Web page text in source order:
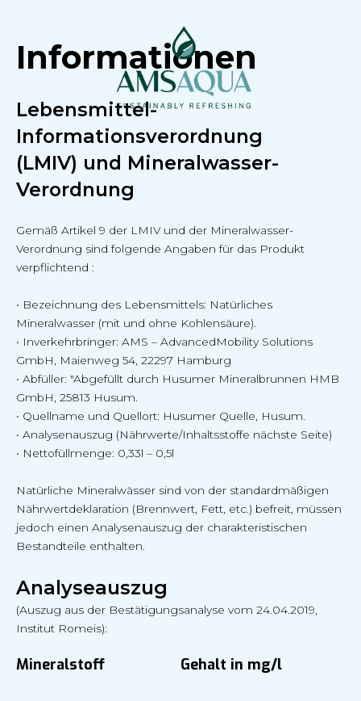
Informationen
Lebensmittel-
Informationsverordnung
(LMIV) und Mineralwasser-
Verordnung
Gemäß Artikel 9 der LMIV und der Mineralwasser-
Verordnung sind folgende Angaben für das Produkt
verpflichtend :
• Bezeichnung des Lebensmittels: Natürliches
Mineralwasser (mit und ohne Kohlensäure).
• Inverkehrbringer: AMS – AdvancedMobility Solutions
GmbH, Maienweg 54, 22297 Hamburg
• Abfüller: "Abgefüllt durch Husumer Mineralbrunnen HMB
GmbH, 25813 Husum.
• Quellname und Quellort: Husumer Quelle, Husum.
• Analysenauszug (Nährwerte/Inhaltsstoffe nächste Seite)
• Nettofüllmenge: 0,33l – 0,5l
Natürliche Mineralwässer sind von der standardmäßigen
Nährwertdeklaration (Brennwert, Fett, etc.) befreit, müssen
jedoch einen Analysenauszug der charakteristischen
Bestandteile enthalten.
Analyseauszug
(Auszug aus der Bestätigungsanalyse vom 24.04.2019,
Institut Romeis):
Mineralstoff Gehalt in mg/l